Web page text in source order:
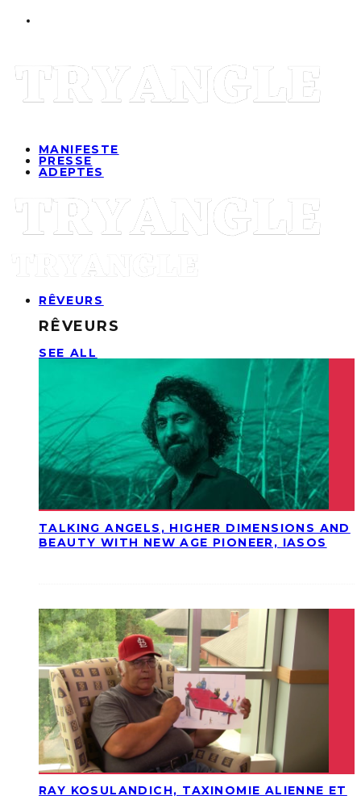
MANIFESTE
PRESSE
ADEPTES
RÊVEURS
RÊVEURS
SEE ALL
TALKING ANGELS, HIGHER DIMENSIONS AND
BEAUTY WITH NEW AGE PIONEER, IASOS
RAY KOSULANDICH, TAXINOMIE ALIENNE ET